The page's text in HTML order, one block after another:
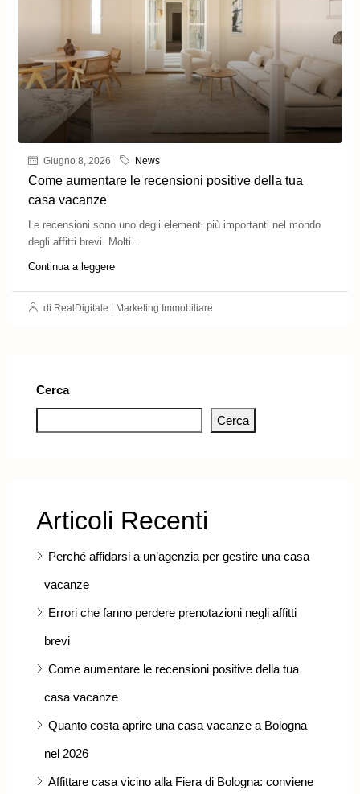
Giugno 8, 2026 News
Come aumentare le recensioni positive della tua
casa vacanze
Le recensioni sono uno degli elementi più importanti nel mondo
degli affitti brevi. Molti...
Continua a leggere
di RealDigitale | Marketing Immobiliare
Cerca
Cerca
Articoli Recenti
Perché affidarsi a un’agenzia per gestire una casa
vacanze
Errori che fanno perdere prenotazioni negli affitti
brevi
Come aumentare le recensioni positive della tua
casa vacanze
Quanto costa aprire una casa vacanze a Bologna
nel 2026
Affittare casa vicino alla Fiera di Bologna: conviene